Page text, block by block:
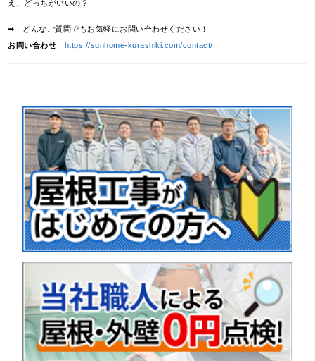
え、どっちがいいの？
➡ どんなご質問でもお気軽にお問い合わせください！
お問い合わせ
https://sunhome-kurashiki.com/contact/